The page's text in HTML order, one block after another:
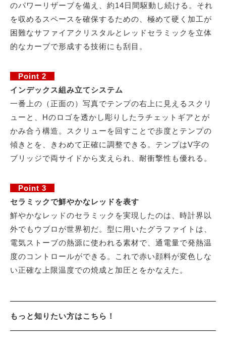
のパワーリザーブを備え、約14日間駆動し続ける。それ
を収めるスペースを確保するための、極めて硬く加工が
困難なサファイアクリスタルとレッドセラミックを立体
的なカーブで形成する技術にも刮目。
Point 2
インデックス組み立てシステム
一番上の（正面の）写真でテンプの右上に見えるスクリ
ューと、Hのロゴを透かし彫りしたラチェットギアとが
かみ合う構造。スクリューを回すことで歩度とテンプの
傾きとを、きわめて正確に調整できる。テンプはV字の
ブリッジで両サイドから支えられ、耐衝撃性も優れる。
Point 3
セラミックで鮮やかなレッドを表す
鮮やかなレッドのセラミックを実現したのは、時計界以
外でもウブロが世界初だ。型に用いたグラファイトは、
電気ストーブの熱源に使われる素材で、通電量で発熱温
度のコントロールができる。これで赤い顔料が変色しな
い正確な上限温度での焼成と加圧とをかなえた。
もっと知りたい方はこちら！